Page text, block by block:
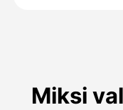
Miksi